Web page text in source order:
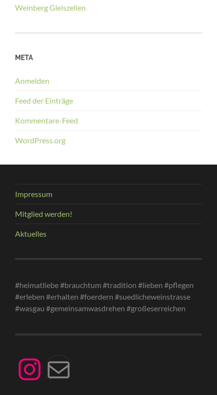
Weinberg Gleiszellen
META
Anmelden
Feed der Einträge
Kommentare-Feed
WordPress.org
Impressum
Mitglied werden!
Aktuelles
#heimatliebe #brauchtum #tradition #lieben #pflegen
#erleben #erhalten #foerdern #suedlicheweinstrasse
#wasgau #gemeinsamwasdrehen #großeserreichen
Instagram
Mail